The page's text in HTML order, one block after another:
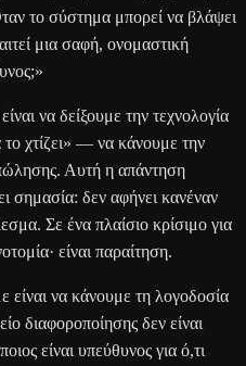
το σύστημα μπορεί να βλάψει
μια σαφή, ονομαστική
να δείξουμε την τεχνολογία
χτίζει» — να κάνουμε την
Αυτή η απάντηση
σημασία: δεν αφήνει κανέναν
Σε ένα πλαίσιο κρίσιμο για
είναι παραίτηση.
να κάνουμε τη λογοδοσία
διαφοροποίησης δεν είναι
είναι υπεύθυνος για ό,τι